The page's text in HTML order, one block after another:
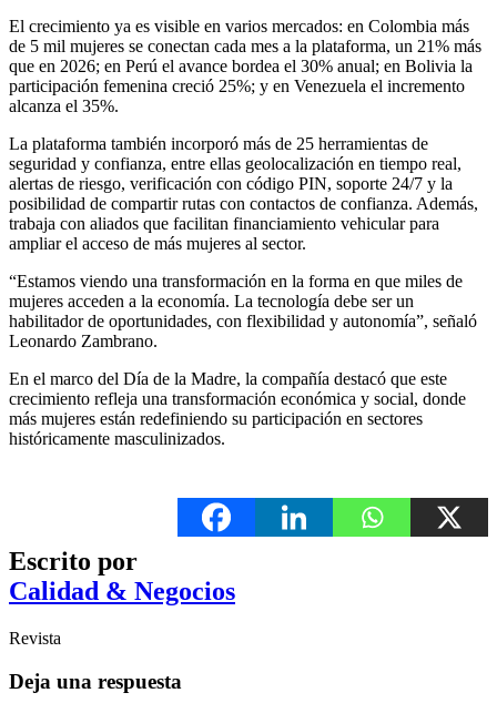
El crecimiento ya es visible en varios mercados: en Colombia más
de 5 mil mujeres se conectan cada mes a la plataforma, un 21% más
que en 2026; en Perú el avance bordea el 30% anual; en Bolivia la
participación femenina creció 25%; y en Venezuela el incremento
alcanza el 35%.
La plataforma también incorporó más de 25 herramientas de
seguridad y confianza, entre ellas geolocalización en tiempo real,
alertas de riesgo, verificación con código PIN, soporte 24/7 y la
posibilidad de compartir rutas con contactos de confianza. Además,
trabaja con aliados que facilitan financiamiento vehicular para
ampliar el acceso de más mujeres al sector.
“Estamos viendo una transformación en la forma en que miles de
mujeres acceden a la economía. La tecnología debe ser un
habilitador de oportunidades, con flexibilidad y autonomía”, señaló
Leonardo Zambrano.
En el marco del Día de la Madre, la compañía destacó que este
crecimiento refleja una transformación económica y social, donde
más mujeres están redefiniendo su participación en sectores
históricamente masculinizados.
Escrito por
Calidad & Negocios
Revista
Deja una respuesta